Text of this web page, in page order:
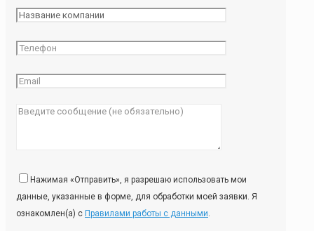
Нажимая «Отправить», я разрешаю использовать мои
данные, указанные в форме, для обработки моей заявки. Я
ознакомлен(а) с Правилами работы с данными.